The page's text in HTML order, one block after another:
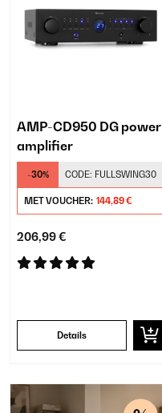
AMP-CD950 DG power
amplifier
-30% CODE: FULLSWING30
MET VOUCHER: 144,89 €
206,99 €
Details